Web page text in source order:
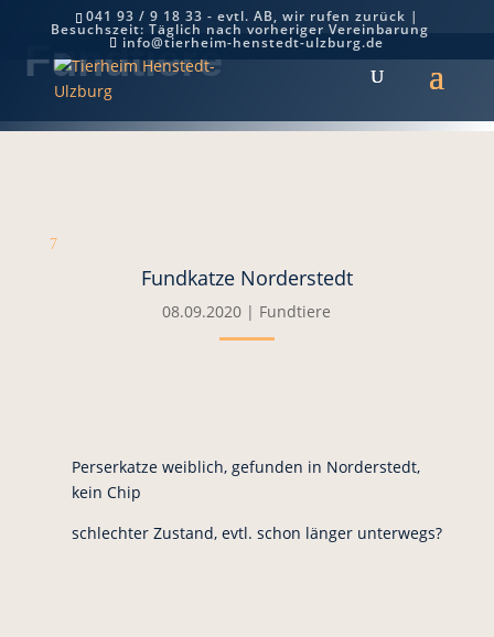
041 93 / 9 18 33 - evtl. AB, wir rufen zurück |
Besuchszeit: Täglich nach vorheriger Vereinbarung
info@tierheim-henstedt-ulzburg.de
Fundtiere
7
Fundkatze Norderstedt
08.09.2020 | Fundtiere
Perserkatze weiblich, gefunden in Norderstedt,
kein Chip
schlechter Zustand, evtl. schon länger unterwegs?